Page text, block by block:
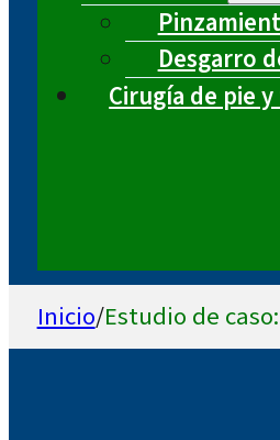
Desgarro
Cirugía de pie
Inicio/Estudio de